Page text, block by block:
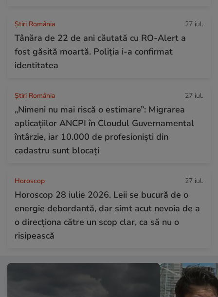
Știri România 27 iul.
Tânăra de 22 de ani căutată cu RO-Alert a
fost găsită moartă. Poliția i-a confirmat
identitatea
Știri România 27 iul.
„Nimeni nu mai riscă o estimare”: Migrarea
aplicațiilor ANCPI în Cloudul Guvernamental
întârzie, iar 10.000 de profesioniști din
cadastru sunt blocați
Horoscop 27 iul.
Horoscop 28 iulie 2026. Leii se bucură de o
energie debordantă, dar simt acut nevoia de a
o direcționa către un scop clar, ca să nu o
risipească